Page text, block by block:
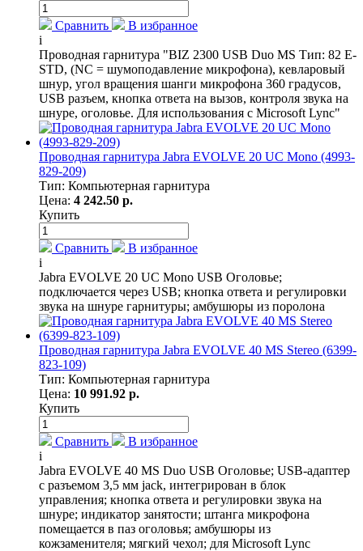
Сравнить
В избранное
i
Проводная гарнитура "BIZ 2300 USB Duo MS Тип: 82 E-
STD, (NC = шумоподавление микрофона), кевларовый
шнур, угол вращения шанги микрофона 360 градусов,
USB разъем, кнопка ответа на вызов, контроля звука на
шнуре, оголовье. Для использования с Microsoft Lync"
Проводная гарнитура Jabra EVOLVE 20 UC Mono (4993-
829-209)
Тип: Компьютерная гарнитура
Цена: 4 242.50 р.
Купить
Сравнить
В избранное
i
Jabra EVOLVE 20 UC Mono USB Оголовье;
подключается через USB; кнопка ответа и регулировки
звука на шнуре гарнитуры; амбушюры из поролона
Проводная гарнитура Jabra EVOLVE 40 MS Stereo (6399-
823-109)
Тип: Компьютерная гарнитура
Цена: 10 991.92 р.
Купить
Сравнить
В избранное
i
Jabra EVOLVE 40 MS Duo USB Оголовье; USB-адаптер
с разъемом 3,5 мм jack, интегрирован в блок
управления; кнопка ответа и регулировки звука на
шнуре; индикатор занятости; штанга микрофона
помещается в паз оголовья; амбушюры из
кожзаменителя; мягкий чехол; для Microsoft Lync